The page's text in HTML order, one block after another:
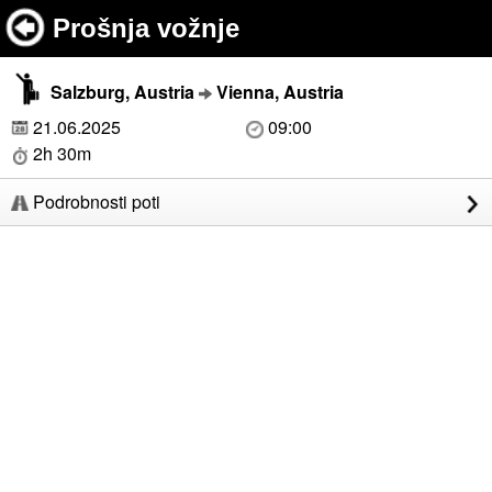
Prošnja vožnje
Salzburg, Austria
Vienna, Austria
21.06.2025
09:00
2h 30m
Podrobnosti poti